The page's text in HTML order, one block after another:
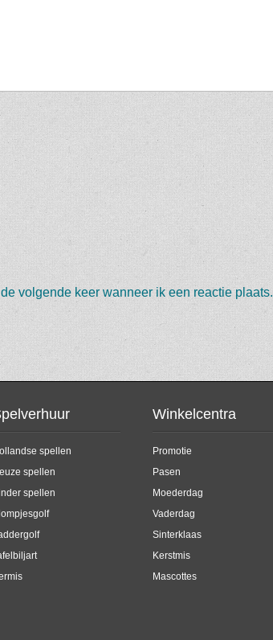
volgende keer wanneer ik een reactie plaats.
spellen
spellen
spellen
Winkelcentra
Promotie
Pasen
Moederdag
Vaderdag
Sinterklaas
Kerstmis
Mascottes